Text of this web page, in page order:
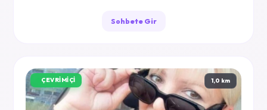
Sohbete Gir
ÇEVRIMIÇI 1,0 km